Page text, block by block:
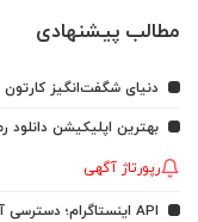
مطالب پیشنهادی
دنیای شگفت‌انگیز
بهترین اپلیکیشن دانلود
رپورتاژ آگهی
API اینستاگرام؛ دسترسی آسان، سریع و بدون محدودیت به اطلاعات اینستاگرام